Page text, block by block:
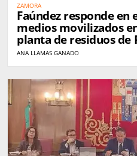
ZAMORA
Faúndez responde en
medios movilizados
planta de residuos de
ANA LLAMAS GANADO